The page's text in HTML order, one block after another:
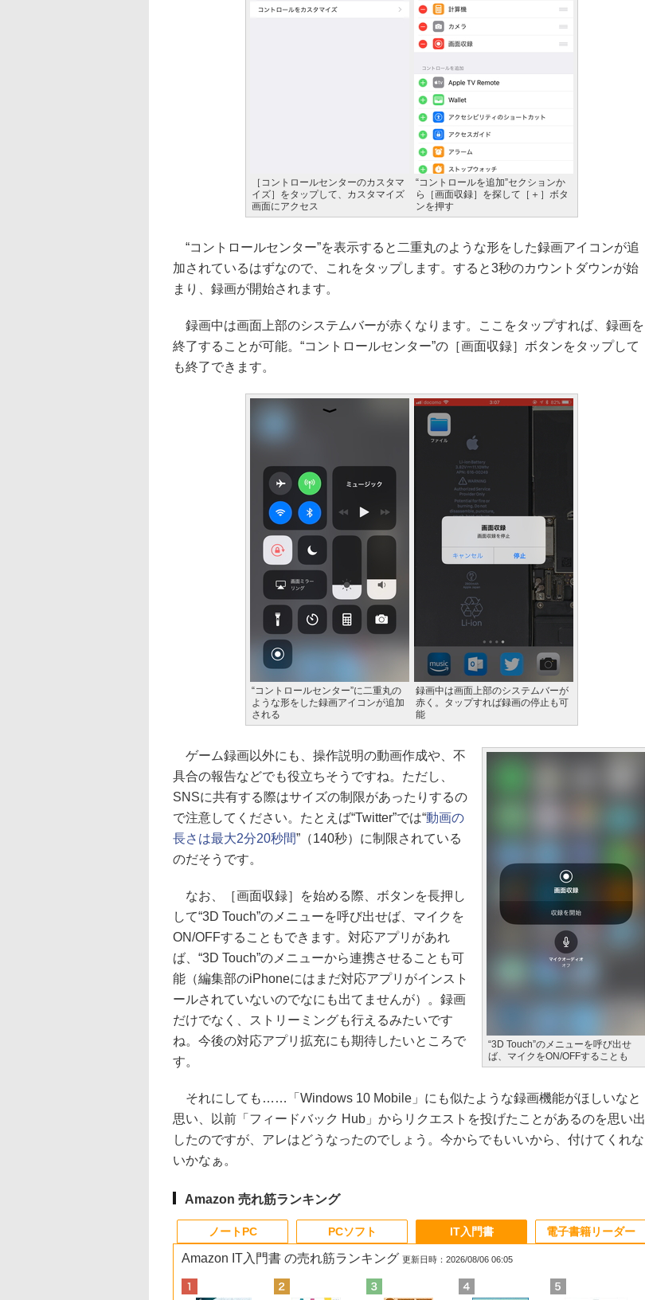
［コントロールセンターのカスタマ
イズ］をタップして、カスタマイズ
画面にアクセス
“コントロールを追加”セクションか
ら［画面収録］を探して［＋］ボタ
ンを押す
“コントロールセンター”を表示すると二重丸のような形をした録画アイコンが追
加されているはずなので、これをタップします。すると3秒のカウントダウンが始
まり、録画が開始されます。
録画中は画面上部のシステムバーが赤くなります。ここをタップすれば、録画を
終了することが可能。“コントロールセンター”の［画面収録］ボタンをタップして
も終了できます。
“コントロールセンター”に二重丸の
ような形をした録画アイコンが追加
される
録画中は画面上部のシステムバーが
赤く。タップすれば録画の停止も可
能
“3D Touch”のメニューを呼び出せ
ば、マイクをON/OFFすることも
ゲーム録画以外にも、操作説明の動画作成や、不
具合の報告などでも役立ちそうですね。ただし、
SNSに共有する際はサイズの制限があったりするの
で注意してください。たとえば“Twitter”では“動画の
長さは最大2分20秒間”（140秒）に制限されている
のだそうです。
なお、［画面収録］を始める際、ボタンを長押し
して“3D Touch”のメニューを呼び出せば、マイクを
ON/OFFすることもできます。対応アプリがあれ
ば、“3D Touch”のメニューから連携させることも可
能（編集部のiPhoneにはまだ対応アプリがインスト
ールされていないのでなにも出てませんが）。録画
だけでなく、ストリーミングも行えるみたいです
ね。今後の対応アプリ拡充にも期待したいところで
す。
それにしても……「Windows 10 Mobile」にも似たような録画機能がほしいなと
思い、以前「フィードバック Hub」からリクエストを投げたことがあるのを思い出
したのですが、アレはどうなったのでしょう。今からでもいいから、付けてくれな
いかなぁ。
Amazon 売れ筋ランキング
ノートPC PCソフト IT入門書
Amazon IT入門書 の売れ筋ランキング 更新日時：2026/08/06 06:05
電子書籍リーダー